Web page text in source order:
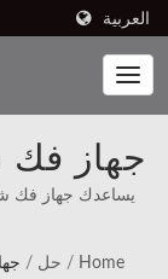
العربية
جهاز فك
يساعدك جهاز فك
Home
/ حل /